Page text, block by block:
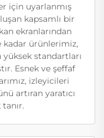
için uyarlanmış
kapsamlı bir
ekranlarından
kadar ürünlerimiz,
yüksek standartları
Esnek ve şeffaf
izleyicileri
artıran yaratıcı